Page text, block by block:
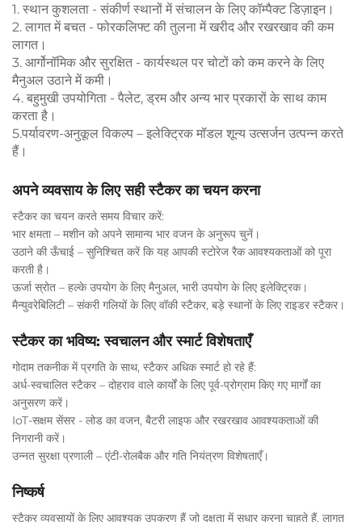
1. स्थान कुशलता - संकीर्ण स्थानों में संचालन के लिए कॉम्पैक्ट डिज़ाइन।
2. लागत में बचत - फोरकलिफ्ट की तुलना में खरीद और रखरखाव की कम
लागत।
3. आर्गोनॉमिक और सुरक्षित - कार्यस्थल पर चोटों को कम करने के लिए
मैनुअल उठाने में कमी।
4. बहुमुखी उपयोगिता - पैलेट, ड्रम और अन्य भार प्रकारों के साथ काम
करता है।
5.पर्यावरण-अनुकूल विकल्प – इलेक्ट्रिक मॉडल शून्य उत्सर्जन उत्पन्न करते
हैं।
अपने व्यवसाय के लिए सही स्टैकर का चयन करना
स्टैकर का चयन करते समय विचार करें:
भार क्षमता – मशीन को अपने सामान्य भार वजन के अनुरूप चुनें।
उठाने की ऊँचाई – सुनिश्चित करें कि यह आपकी स्टोरेज रैक आवश्यकताओं को पूरा
करती है।
ऊर्जा स्रोत – हल्के उपयोग के लिए मैनुअल, भारी उपयोग के लिए इलेक्ट्रिक।
मैन्युवरेबिलिटी – संकरी गलियों के लिए वॉकी स्टैकर, बड़े स्थानों के लिए राइडर स्टैकर।
स्टैकर का भविष्य: स्वचालन और स्मार्ट विशेषताएँ
गोदाम तकनीक में प्रगति के साथ, स्टैकर अधिक स्मार्ट हो रहे हैं:
अर्ध-स्वचालित स्टैकर – दोहराव वाले कार्यों के लिए पूर्व-प्रोग्राम किए गए मार्गों का
अनुसरण करें।
IoT-सक्षम सेंसर - लोड का वजन, बैटरी लाइफ और रखरखाव आवश्यकताओं की
निगरानी करें।
उन्नत सुरक्षा प्रणाली – एंटी-रोलबैक और गति नियंत्रण विशेषताएँ।
निष्कर्ष
स्टैकर व्यवसायों के लिए आवश्यक उपकरण हैं जो दक्षता में सुधार करना चाहते हैं, लागत